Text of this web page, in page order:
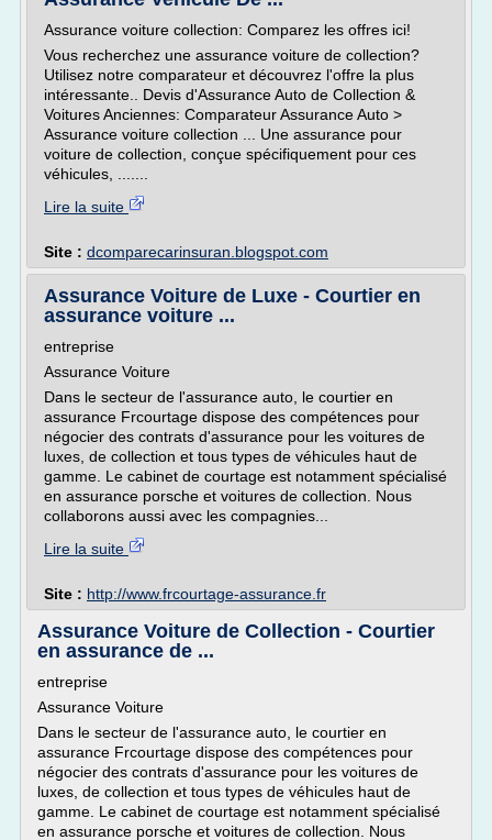
Assurance voiture collection: Comparez les offres ici!
Vous recherchez une assurance voiture de collection?
Utilisez notre comparateur et découvrez l'offre la plus
intéressante.. Devis d'Assurance Auto de Collection &
Voitures Anciennes: Comparateur Assurance Auto >
Assurance voiture collection ... Une assurance pour
voiture de collection, conçue spécifiquement pour ces
véhicules, .......
Lire la suite
Site : dcomparecarinsuran.blogspot.com
Assurance Voiture de Luxe - Courtier en
assurance voiture ...
entreprise
Assurance Voiture
Dans le secteur de l'assurance auto, le courtier en
assurance Frcourtage dispose des compétences pour
négocier des contrats d'assurance pour les voitures de
luxes, de collection et tous types de véhicules haut de
gamme. Le cabinet de courtage est notamment spécialisé
en assurance porsche et voitures de collection. Nous
collaborons aussi avec les compagnies...
Lire la suite
Site : http://www.frcourtage-assurance.fr
Assurance Voiture de Collection - Courtier
en assurance de ...
entreprise
Assurance Voiture
Dans le secteur de l'assurance auto, le courtier en
assurance Frcourtage dispose des compétences pour
négocier des contrats d'assurance pour les voitures de
luxes, de collection et tous types de véhicules haut de
gamme. Le cabinet de courtage est notamment spécialisé
en assurance porsche et voitures de collection. Nous